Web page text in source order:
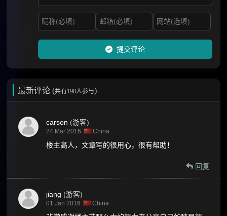
提交评论
最新评论 (共有198人参与)
carson (游客)
24 Mar 2016 China
楼主高人，文章写的很用心，很有帮助！
回复
jiang (游客)
01 Jan 2016 China